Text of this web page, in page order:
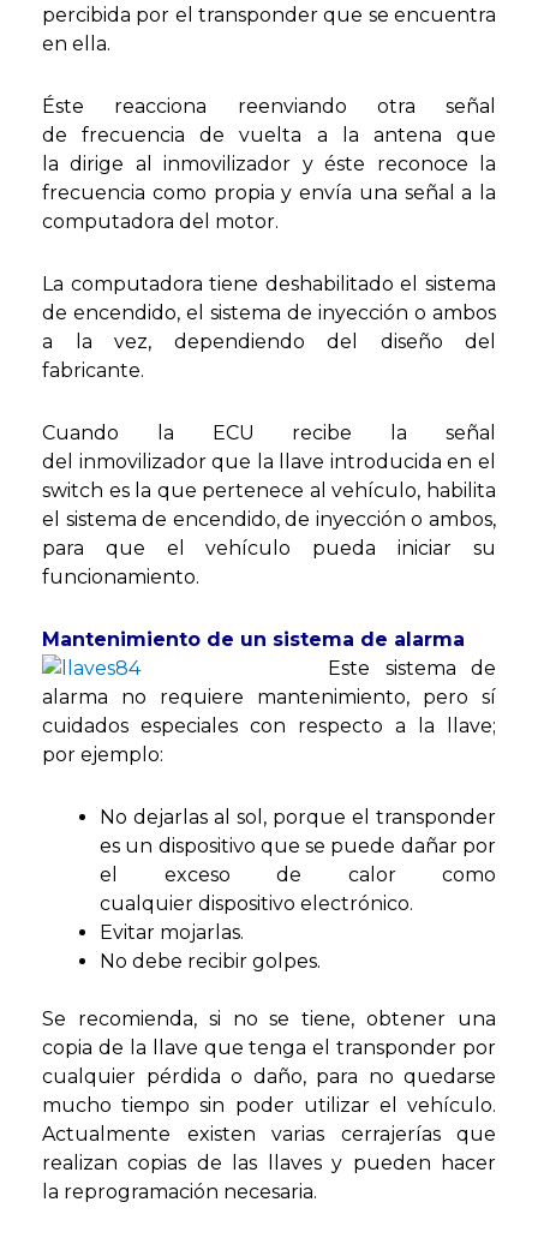
percibida por el transponder que se encuentra
en ella.
Éste reacciona reenviando otra señal
de frecuencia de vuelta a la antena que
la dirige al inmovilizador y éste reconoce la
frecuencia como propia y envía una señal a la
computadora del motor.
La computadora tiene deshabilitado el sistema
de encendido, el sistema de inyección o ambos
a la vez, dependiendo del diseño del
fabricante.
Cuando la ECU recibe la señal
del inmovilizador que la llave introducida en el
switch es la que pertenece al vehículo, habilita
el sistema de encendido, de inyección o ambos,
para que el vehículo pueda iniciar su
funcionamiento.
Mantenimiento de un sistema de alarma
Este sistema de
alarma no requiere mantenimiento, pero sí
cuidados especiales con respecto a la llave;
por ejemplo:
No dejarlas al sol, porque el transponder
es un dispositivo que se puede dañar por
el exceso de calor como
cualquier dispositivo electrónico.
Evitar mojarlas.
No debe recibir golpes.
Se recomienda, si no se tiene, obtener una
copia de la llave que tenga el transponder por
cualquier pérdida o daño, para no quedarse
mucho tiempo sin poder utilizar el vehículo.
Actualmente existen varias cerrajerías que
realizan copias de las llaves y pueden hacer
la reprogramación necesaria.